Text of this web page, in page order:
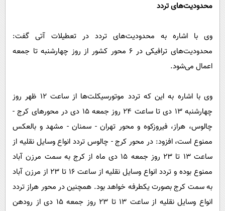
محدودیت‌های تردد
وی با اشاره به محدودیت‌های تردد در تعطیلات آتی گفت:
محدودیت‌های ترافیکی در 6 محور کشور از روز چهارشنبه تا جمعه
اعمال می‌شود.
وی با اشاره به این که تردد موتورسیکلت‌ها از ساعت 12 ظهر روز
چهارشنبه 13 دی تا ساعت 24 روز جمعه 15 دی در محورهای کرج -
چالوس، هراز، فیروزکوه و محور تهران - سمنان - مشهد و بالعکس
ممنوع است، افزود: در محور کرج - چالوس تردد انواع وسایل نقلیه از
ساعت 13 تا 23 روز جمعه 15 دی ماه از کرج به سمت مرزن آباد
ممنوع بوده و تردد انواع وسایل نقلیه از ساعت 16 تا 23 از مرزن آباد
به سمت کرج بصورت یکطرفه خواهد بود. همچنین در محور هراز تردد
انواع وسایل نقلیه از ساعت 13 تا 23 روز جمعه 15 دی از رودهن